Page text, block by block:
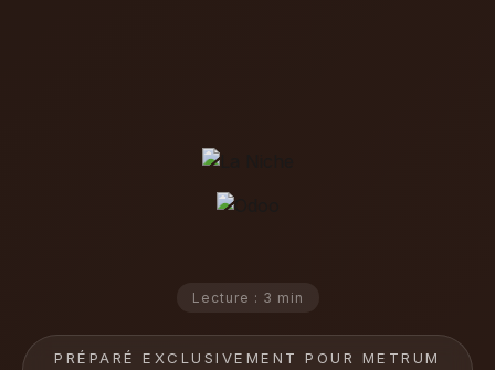
Lecture : 3 min
PRÉPARÉ EXCLUSIVEMENT POUR METRUM